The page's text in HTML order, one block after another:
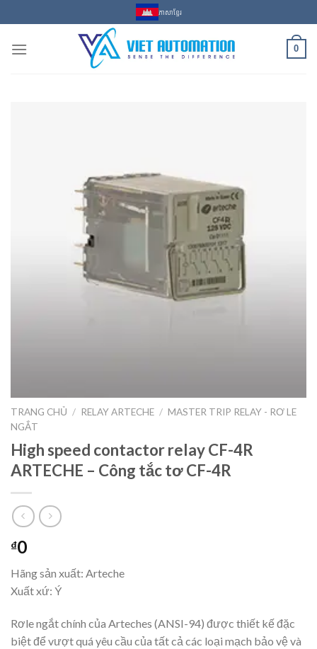
to
content
ភាសាខ្មែរ
0
TRANG CHỦ / RELAY ARTECHE / MASTER TRIP RELAY - RƠ LE
NGẮT
High speed contactor relay CF-4R
ARTECHE – Công tắc tơ CF-4R
₫0
Hãng sản xuất: Arteche
Xuất xứ: Ý
Rơle ngắt chính của Arteches (ANSI-94) được thiết kế đặc
biệt để vượt quá yêu cầu của tất cả các loại mạch bảo vệ và